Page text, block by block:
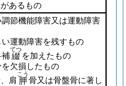
あるもの
節機能障害又は運動障害
運動障害を残すもの
綴
てつ
を加えたもの
欠損したもの
肩 胛
こう
骨又は骨盤骨に著し